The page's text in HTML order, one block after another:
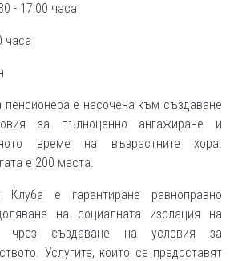
- 17:00 часа
часа
пенсионера е насочена към създаване
за пълноценно ангажиране и
време на възрастните хора.
е 200 места.
е гарантиране равноправно
на социалната изолация на
чрез създаване на условия за
Услугите, които се предоставят